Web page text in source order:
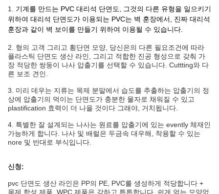
1. 기계를 만드는 PVC 대리석 단면도, 그것의 다른 유형을 일으키기
위하여 대리석 단면도가 이용되는 PVC는 벽 훈장에서, 진짜 대리석
훈장과 같이 벽 보이를 만들기 위하여 이용될 수 있습니다.
2. 형의 고객 그리고 횡단면 모양, 당신은의 다른 필요조건에 따라
플라스틱 단면도 생산 라인, 그리고 적합한 진공 형성으로 갖춰 가
장 적당한 쌍둥이 나사 압출기를 선택할 수 있습니다. Cuttting와 다
른 보조 견인.
3. 미리 데우는 지류는 목제 분말에서 습도를 추출하는 압출기의 정
상에 압출기의 먹이는 단면도가 충분한 물자로 채워질 수 있고
plastification 효력이 더 나을 것이다 그래야, 거치됩니다.
4. 특별한 잘 설계되는 나사는 원료를 압출기에 있는 evently 체재인
가능하게 합니다. 나사 및 배럴은 두금속 대우해, 착용할 수 있는
nore 및 반대로 부식입니다.
신청:
pvc 단면도 생산 라인은 PP의 PE, PVC를 생성하게 적당합니다 +
목제 합성 제품, WPC 제품은 강하고 튼튼합니다, 쉽게 얻는 모양없